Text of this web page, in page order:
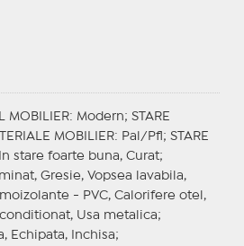
MOBILIER: Modern; STARE
MOBILIER: Pal/Pfl; STARE
stare foarte buna, Curat;
Gresie, Vopsea lavabila,
- PVC, Calorifere otel,
Usa metalica;
Echipata, Inchisa;